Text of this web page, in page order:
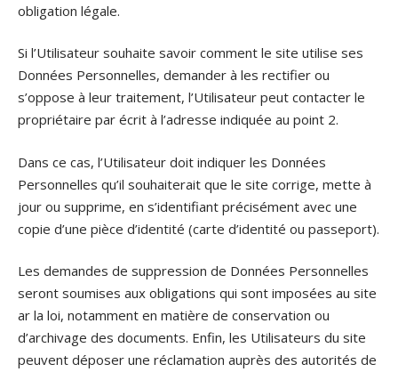
obligation légale.
Si l’Utilisateur souhaite savoir comment le site utilise ses
Données Personnelles, demander à les rectifier ou
s’oppose à leur traitement, l’Utilisateur peut contacter le
propriétaire par écrit à l’adresse indiquée au point 2.
Dans ce cas, l’Utilisateur doit indiquer les Données
Personnelles qu’il souhaiterait que le site corrige, mette à
jour ou supprime, en s’identifiant précisément avec une
copie d’une pièce d’identité (carte d’identité ou passeport).
Les demandes de suppression de Données Personnelles
seront soumises aux obligations qui sont imposées au site
ar la loi, notamment en matière de conservation ou
d’archivage des documents. Enfin, les Utilisateurs du site
peuvent déposer une réclamation auprès des autorités de